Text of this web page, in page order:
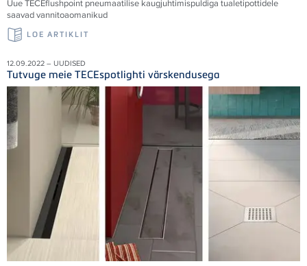
UueTECEflushpoint pneumaatilise kaugjuhtimispuldiga tualetipottidele
saavad vannitoaomanikud
LOE ARTIKLIT
12.09.2022 – UUDISED
Tutvuge meie TECEspotlighti värskendusega